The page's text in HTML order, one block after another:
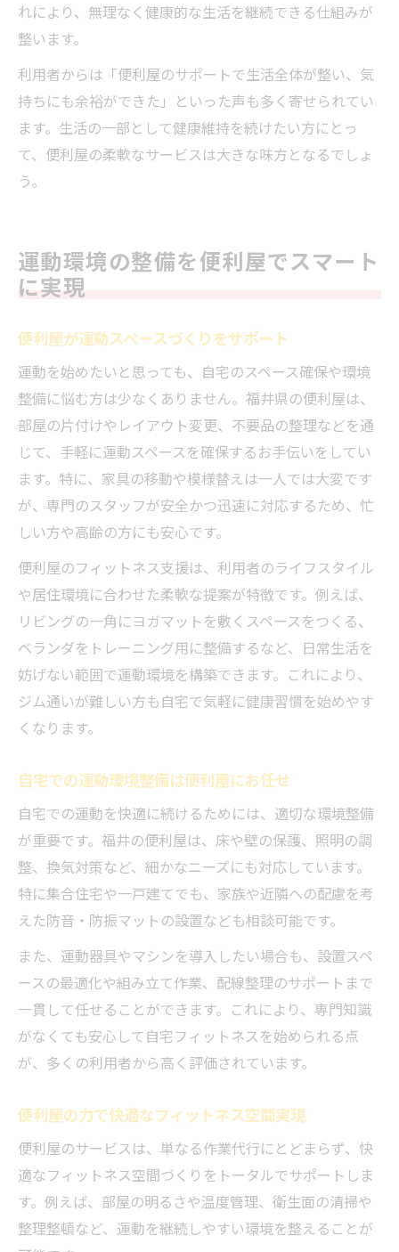
れにより、無理なく健康的な生活を継続できる仕組みが
整います。
利用者からは「便利屋のサポートで生活全体が整い、気
持ちにも余裕ができた」といった声も多く寄せられてい
ます。生活の一部として健康維持を続けたい方にとっ
て、便利屋の柔軟なサービスは大きな味方となるでしょ
う。
運動環境の整備を便利屋でスマート
に実現
便利屋が運動スペースづくりをサポート
運動を始めたいと思っても、自宅のスペース確保や環境
整備に悩む方は少なくありません。福井県の便利屋は、
部屋の片付けやレイアウト変更、不要品の整理などを通
じて、手軽に運動スペースを確保するお手伝いをしてい
ます。特に、家具の移動や模様替えは一人では大変です
が、専門のスタッフが安全かつ迅速に対応するため、忙
しい方や高齢の方にも安心です。
便利屋のフィットネス支援は、利用者のライフスタイル
や居住環境に合わせた柔軟な提案が特徴です。例えば、
リビングの一角にヨガマットを敷くスペースをつくる、
ベランダをトレーニング用に整備するなど、日常生活を
妨げない範囲で運動環境を構築できます。これにより、
ジム通いが難しい方も自宅で気軽に健康習慣を始めやす
くなります。
自宅での運動環境整備は便利屋にお任せ
自宅での運動を快適に続けるためには、適切な環境整備
が重要です。福井の便利屋は、床や壁の保護、照明の調
整、換気対策など、細かなニーズにも対応しています。
特に集合住宅や一戸建てでも、家族や近隣への配慮を考
えた防音・防振マットの設置なども相談可能です。
また、運動器具やマシンを導入したい場合も、設置スペ
ースの最適化や組み立て作業、配線整理のサポートまで
一貫して任せることができます。これにより、専門知識
がなくても安心して自宅フィットネスを始められる点
が、多くの利用者から高く評価されています。
便利屋の力で快適なフィットネス空間実現
便利屋のサービスは、単なる作業代行にとどまらず、快
適なフィットネス空間づくりをトータルでサポートしま
す。例えば、部屋の明るさや温度管理、衛生面の清掃や
整理整頓など、運動を継続しやすい環境を整えることが